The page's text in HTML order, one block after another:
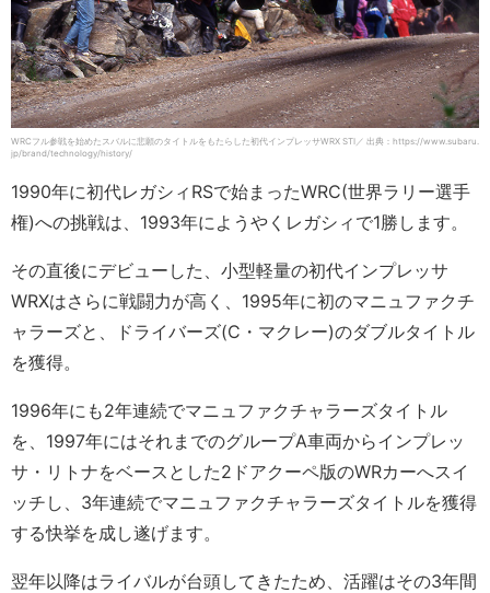
WRCフル参戦を始めたスバルに悲願のタイトルをもたらした初代インプレッサWRX STI／ 出典：https://www.subaru.
jp/brand/technology/history/
1990年に初代レガシィRSで始まったWRC(世界ラリー選手
権)への挑戦は、1993年にようやくレガシィで1勝します。
その直後にデビューした、小型軽量の初代インプレッサ
WRXはさらに戦闘力が高く、1995年に初のマニュファクチ
ャラーズと、ドライバーズ(C・マクレー)のダブルタイトル
を獲得。
1996年にも2年連続でマニュファクチャラーズタイトル
を、1997年にはそれまでのグループA車両からインプレッ
サ・リトナをベースとした2ドアクーペ版のWRカーへスイ
ッチし、3年連続でマニュファクチャラーズタイトルを獲得
する快挙を成し遂げます。
翌年以降はライバルが台頭してきたため、活躍はその3年間